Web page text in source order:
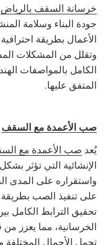
خرسانة السقف بالرياض
جودة البناء وسلامة
الأعمال بطريقة
وتقلل من المشكلات
الكامل بالمواصفات
المتفق عليها.
صب الأعمدة مع السقف
يُعد صب الأعمدة مع
الإنشائية التي تؤثر
واستقراره على المدى
على تنفيذ الصب
تحقيق الترابط الكامل
الخرسانية، مما يعزز
تحمل الأحمال المختلفة